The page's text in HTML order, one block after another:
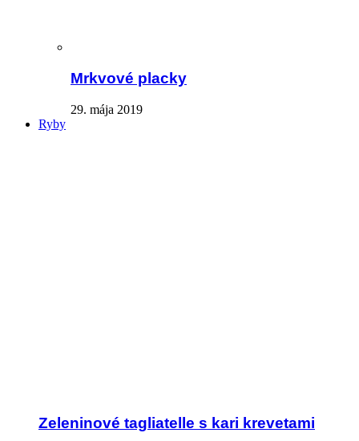
Mrkvové placky
29. mája 2019
Ryby
Zeleninové tagliatelle s kari krevetami